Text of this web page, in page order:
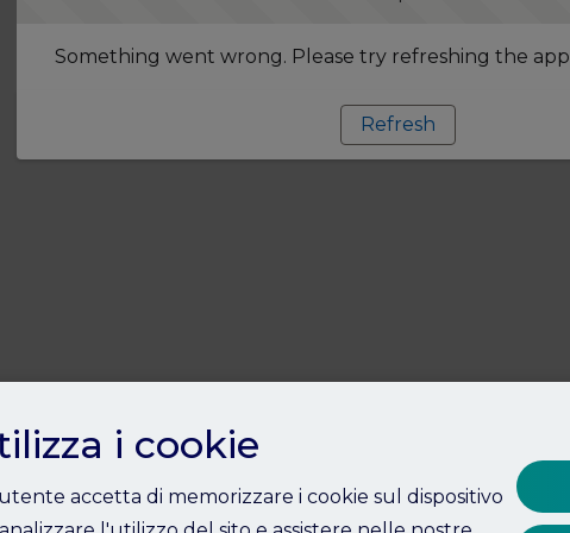
Something went wrong. Please try refreshing the app
Refresh
i cookie
accetta di memorizzare i cookie sul dispositivo